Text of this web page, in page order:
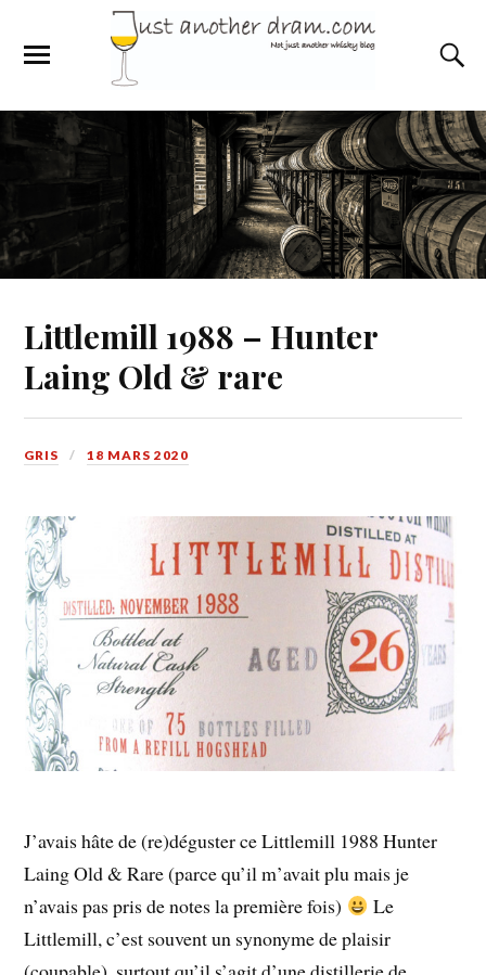
Littlemill 1988 – Hunter
Laing Old & rare
GRIS 18 MARS 2020
J’avais hâte de (re)déguster ce Littlemill 1988 Hunter
Laing Old & Rare (parce qu’il m’avait plu mais je
n’avais pas pris de notes la première fois)
Le
Littlemill, c’est souvent un synonyme de plaisir